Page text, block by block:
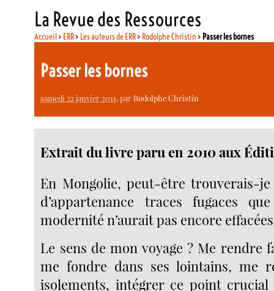
La Revue des Ressources
Accueil> ERR> Les auteurs de ERR> Rodolphe Christin > Passer les bornes
Passer les bornes
samedi 22 janvier 2011, parRodolphe Christin
Extrait du livre paru en 2010 aux
En Mongolie, peut-être trouverais-je
d’appartenance traces fugaces
modernité n’aurait pas encore
Le sens de mon voyage ? Me rendre
me fondre dans ses lointains, me
isolements, intégrer ce point